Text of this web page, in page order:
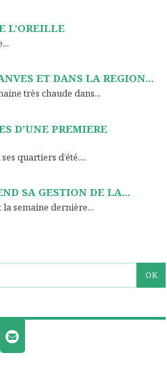
L’OREILLE
ET DANS LA REGION...
très chaude dans...
D’UNE PREMIERE
quartiers d’été,...
SA GESTION DE LA...
semaine dernière...